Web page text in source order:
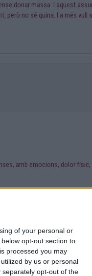
of your personal or
opt-out section to
processed you may
by us or personal
opt-out of the
donar massa. I aquest
no sé quina. I a més vull
amb emocions, dolor
el dia et genera
físiques molt intenses. Però